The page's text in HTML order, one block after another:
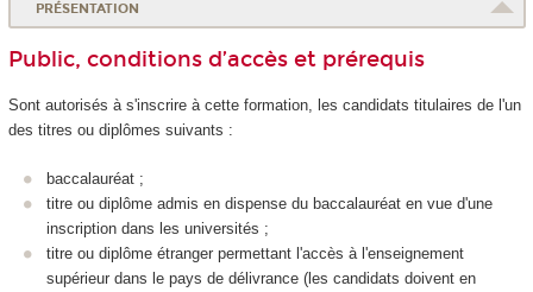
PRÉSENTATION
Public, conditions d’accès et prérequis
Sont autorisés à s'inscrire à cette formation, les candidats titulaires de l'un
des titres ou diplômes suivants :
baccalauréat ;
titre ou diplôme admis en dispense du baccalauréat en vue d'une
inscription dans les universités ;
titre ou diplôme étranger permettant l'accès à l'enseignement
supérieur dans le pays de délivrance (les candidats doivent en